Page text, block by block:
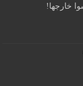
خارجها!